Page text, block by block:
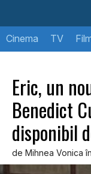
Cinema TV
Eric, un
Benedict
disponibil
de Mihnea Vonica